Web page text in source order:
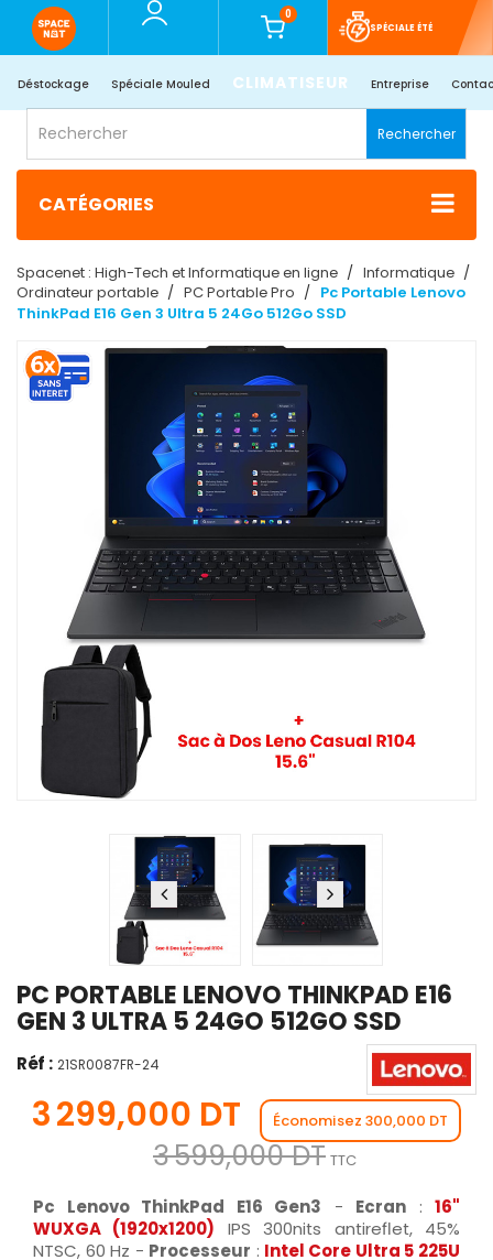
0
SPÉCIALE ÉTÉ
Déstockage Spéciale Mouled CLIMATISEUR Entreprise
Rechercher
CATÉGORIES
Spacenet : High-Tech et Informatique en ligne
Informatique
Ordinateur portable
PC Portable Pro
Pc Portable Lenovo
ThinkPad E16 Gen 3 Ultra 5 24Go 512Go SSD
PC PORTABLE LENOVO THINKPAD E16
GEN 3 ULTRA 5 24GO 512GO SSD
Réf : 21SR0087FR-24
3 299,000 DT Économisez 300,000 DT
3 599,000 DT TTC
Pc Lenovo ThinkPad E16 Gen3 - Ecran : 16"
WUXGA (1920x1200) IPS 300nits antireflet, 45%
NTSC, 60 Hz - Processeur : Intel Core Ultra 5 225U